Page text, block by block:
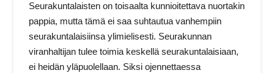
Seurakuntalaisten on toisaalta kunnioitettava nuortakin
pappia, mutta tämä ei saa suhtautua vanhempiin
seurakuntalaisiinsa ylimielisesti. Seurakunnan
viranhaltijan tulee toimia keskellä seurakuntalaisiaan,
ei heidän yläpuolellaan. Siksi ojennettaessa